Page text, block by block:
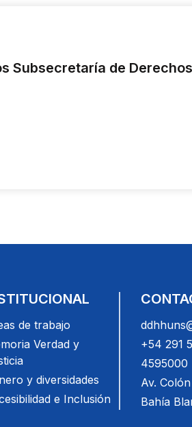
Subsecretaría de
de trabajo
Verdad y
y diversidades
e Inclusión
+54 291
4595000
Av.
Bahía